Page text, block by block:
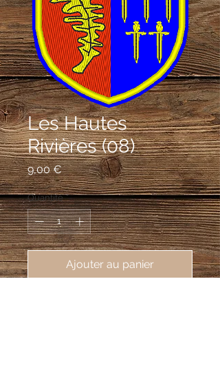
Les Hautes
Rivières (08)
9,00 €Prix
Quantité *
Ajouter au panier